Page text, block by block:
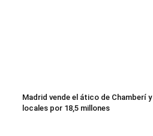
Madrid vende el ático de Chamberí y
locales por 18,5 millones